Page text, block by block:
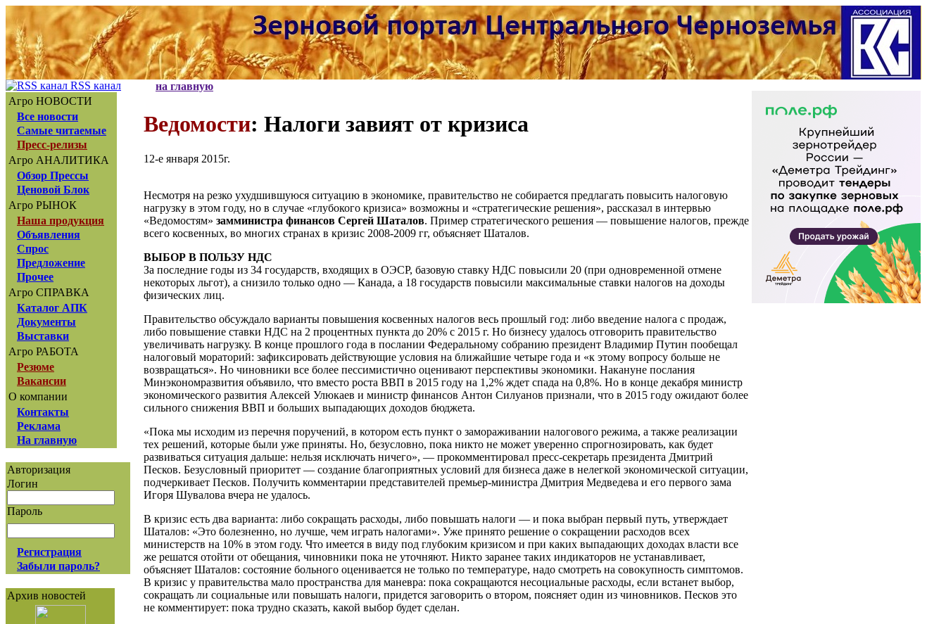
RSS канал
Агро НОВОСТИ
Все новости
Самые читаемые
Пресс-релизы
Агро АНАЛИТИКА
Обзор Прессы
Ценовой Блок
Агро РЫНОК
Наша продукция
Объявления
Спрос
Предложение
Прочее
Агро СПРАВКА
Каталог АПК
Документы
Выставки
Агро РАБОТА
Резюме
Вакансии
О компании
Контакты
Реклама
На главную
Авторизация
Логин
Пароль
Регистрация
Забыли пароль?
Архив новостей
на главную
Ведомости: Налоги завият от кризиса
12-е января 2015г.
Несмотря на резко ухудшившуюся ситуацию в экономике, правительство не собирается предлагать повысить налоговую
нагрузку в этом году, но в случае «глубокого кризиса» возможны и «стратегические решения», рассказал в интервью
«Ведомостям» замминистра финансов Сергей Шаталов. Пример стратегического решения — повышение налогов, прежде
всего косвенных, во многих странах в кризис 2008-2009 гг, объясняет Шаталов.
ВЫБОР В ПОЛЬЗУ НДС
За последние годы из 34 государств, входящих в ОЭСР, базовую ставку НДС повысили 20 (при одновременной отмене
некоторых льгот), а снизило только одно — Канада, а 18 государств повысили максимальные ставки налогов на доходы
физических лиц.
Правительство обсуждало варианты повышения косвенных налогов весь прошлый год: либо введение налога с продаж,
либо повышение ставки НДС на 2 процентных пункта до 20% с 2015 г. Но бизнесу удалось отговорить правительство
увеличивать нагрузку. В конце прошлого года в послании Федеральному собранию президент Владимир Путин пообещал
налоговый мораторий: зафиксировать действующие условия на ближайшие четыре года и «к этому вопросу больше не
возвращаться». Но чиновники все более пессимистично оценивают перспективы экономики. Накануне послания
Минэкономразвития объявило, что вместо роста ВВП в 2015 году на 1,2% ждет спада на 0,8%. Но в конце декабря министр
экономического развития Алексей Улюкаев и министр финансов Антон Силуанов признали, что в 2015 году ожидают более
сильного снижения ВВП и больших выпадающих доходов бюджета.
«Пока мы исходим из перечня поручений, в котором есть пункт о замораживании налогового режима, а также реализации
тех решений, которые были уже приняты. Но, безусловно, пока никто не может уверенно спрогнозировать, как будет
развиваться ситуация дальше: нельзя исключать ничего», — прокомментировал пресс-секретарь президента Дмитрий
Песков. Безусловный приоритет — создание благоприятных условий для бизнеса даже в нелегкой экономической ситуации,
подчеркивает Песков. Получить комментарии представителей премьер-министра Дмитрия Медведева и его первого зама
Игоря Шувалова вчера не удалось.
В кризис есть два варианта: либо сокращать расходы, либо повышать налоги — и пока выбран первый путь, утверждает
Шаталов: «Это болезненно, но лучше, чем играть налогами». Уже принято решение о сокращении расходов всех
министерств на 10% в этом году. Что имеется в виду под глубоким кризисом и при каких выпадающих доходах власти все
же решатся отойти от обещания, чиновники пока не уточняют. Никто заранее таких индикаторов не устанавливает,
объясняет Шаталов: состояние больного оценивается не только по температуре, надо смотреть на совокупность симптомов.
В кризис у правительства мало пространства для маневра: пока сокращаются несоциальные расходы, если встанет выбор,
сокращать ли социальные или повышать налоги, придется заговорить о втором, поясняет один из чиновников. Песков это
не комментирует: пока трудно сказать, какой выбор будет сделан.